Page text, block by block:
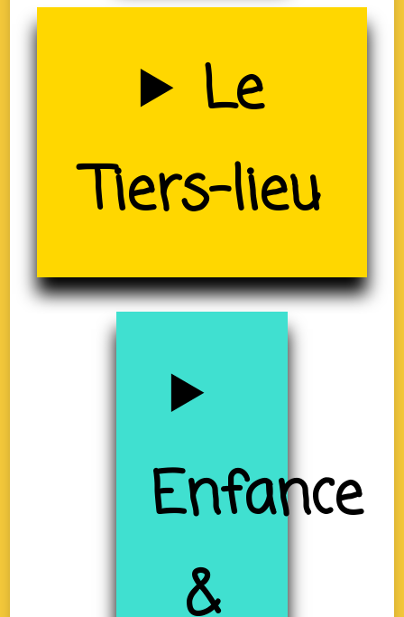
Uzerche
(19)
Le
Tiers-lieu
Enfance
&